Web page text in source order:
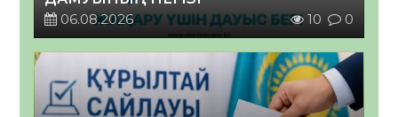
06.08.2026
10 0